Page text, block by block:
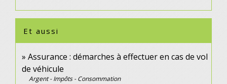
Et aussi
Assurance : démarches à effectuer en cas de vol
de véhicule
Argent - Impôts - Consommation